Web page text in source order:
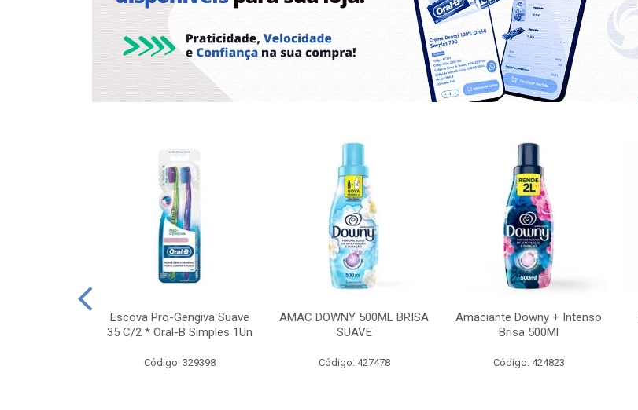
Escova Pro-Gengiva Suave
35 C/2 * Oral-B Simples 1Un
Código: 329398
AMAC DOWNY 500ML BRISA
SUAVE
Código: 427478
Amaciante Downy + Intenso
Brisa 500Ml
Código: 424823